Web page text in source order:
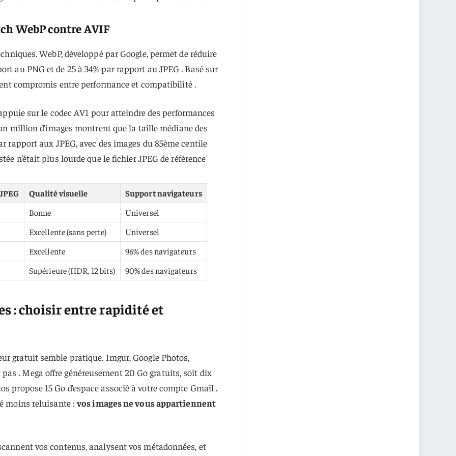
WebP contre AVIF
WebP, développé par Google, permet de réduire
au PNG et de 25 à 34% par rapport au JPEG . Basé sur
compromis entre performance et compatibilité .
sur le codec AV1 pour atteindre des performances
million d’images montrent que la taille médiane des
rapport aux JPEG, avec des images du 85ème centile
n’était plus lourde que le fichier JPEG de référence
Qualité visuelle
Support navigateurs
Bonne
Universel
Excellente (sans perte)
Universel
Excellente
96% des navigateurs
Supérieure (HDR, 12 bits)
90% des navigateurs
: choisir entre rapidité et
gratuit semble pratique. Imgur, Google Photos,
. Mega offre généreusement 20 Go gratuits, soit dix
propose 15 Go d’espace associé à votre compte Gmail .
moins reluisante :vos images ne vous appartiennent
vos contenus, analysent vos métadonnées, et